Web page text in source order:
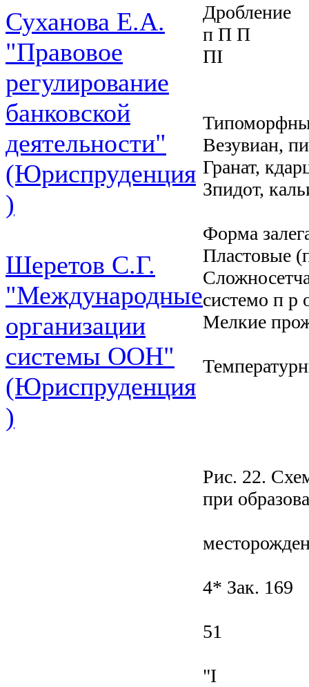
Суханова Е.А.
"Правовое
регулирование
банковской
деятельности"
(Юриспруденция
)
Шеретов С.Г.
"Международные
организации
системы ООН"
(Юриспруденция
)
Дробление
п П П
ПІ
Везувиан,
Гранат,
Зпидот,
Форма
Пластовые
системо п р
Мелкие
Рис. 22.
при
4* Зак. 169
51
"I